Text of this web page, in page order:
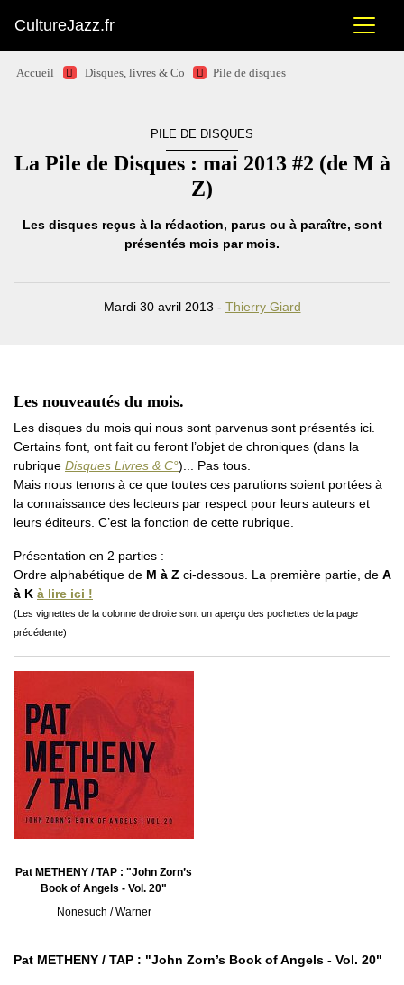
CultureJazz.fr
Accueil Disques, livres & Co Pile de disques
PILE DE DISQUES
La Pile de Disques : mai 2013 #2 (de M à
Z)
Les disques reçus à la rédaction, parus ou à paraître, sont
présentés mois par mois.
Mardi 30 avril 2013 - Thierry Giard
Les nouveautés du mois.
Les disques du mois qui nous sont parvenus sont présentés ici.
Certains font, ont fait ou feront l’objet de chroniques (dans la
rubrique Disques Livres & C°)... Pas tous.
Mais nous tenons à ce que toutes ces parutions soient portées à
la connaissance des lecteurs par respect pour leurs auteurs et
leurs éditeurs. C’est la fonction de cette rubrique.
Présentation en 2 parties :
Ordre alphabétique de M à Z ci-dessous. La première partie, de A
à K à lire ici !
(Les vignettes de la colonne de droite sont un aperçu des pochettes de la page
précédente)
Pat METHENY / TAP : "John Zorn’s
Book of Angels - Vol. 20"
Nonesuch / Warner
Pat METHENY / TAP : "John Zorn’s Book of Angels - Vol. 20"